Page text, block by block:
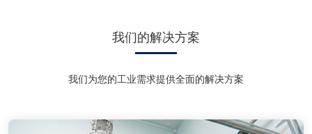
我们的解决方案
我们为您的工业需求提供全面的解决方案